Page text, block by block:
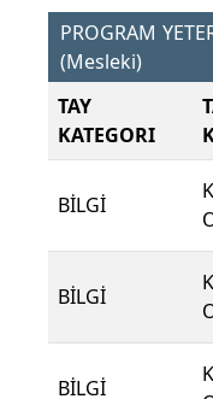
PROGRAM
(Mesleki)
TAY
KATEGORI
BİLGİ
BİLGİ
BİLGİ